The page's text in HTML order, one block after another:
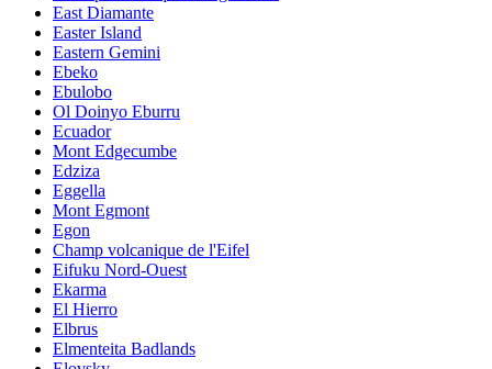
East Diamante
Easter Island
Eastern Gemini
Ebeko
Ebulobo
Ol Doinyo Eburru
Ecuador
Mont Edgecumbe
Edziza
Eggella
Mont Egmont
Egon
Champ volcanique de l'Eifel
Eifuku Nord-Ouest
Ekarma
El Hierro
Elbrus
Elmenteita Badlands